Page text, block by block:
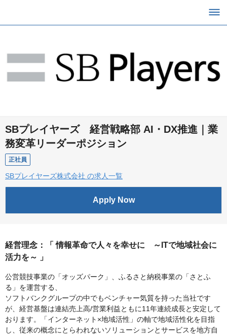
SBプレイヤーズ 経営戦略部 AI・DX推進｜業
務変革リーダーポジション
正社員
SBプレイヤーズ株式会社 の求人一覧
Apply Now
経営理念：「 情報革命で人々を幸せに ～ITで地域社会に
活力を～ 」
公営競技事業の「オッズパーク」、ふるさと納税事業の「さとふ
る」を運営する、
ソフトバンクグループの中でもベンチャー気質を持った当社です
が、経営基盤は連結売上高/営業利益ともに11年連続成長と安定して
おります。「インターネット×地域活性」の軸で地域活性化を⽬指
し、従来の概念にとらわれないソリューションとサービスを地⽅⾃